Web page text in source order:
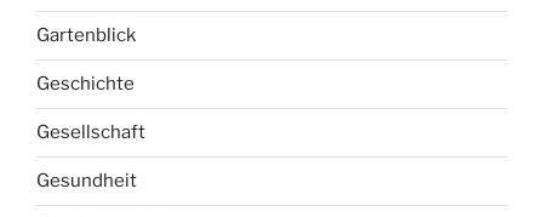
Gartenblick
Geschichte
Gesellschaft
Gesundheit